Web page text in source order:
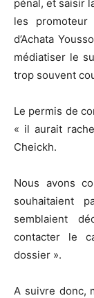
pénal, et saisir
les
d’Achata
médiatiser le
trop souvent
Le permis de
« il aurait
Cheickh.
Nous avons
souhaitaient
semblaient
contacter le
dossier ».
A suivre donc,